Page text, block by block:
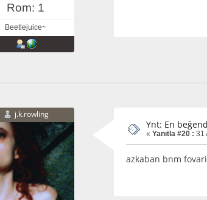
Rom: 1
Beetlejuice~
j.k.rowling
Ynt: En
« Yanıtla #20 : 31
azkaban bnm